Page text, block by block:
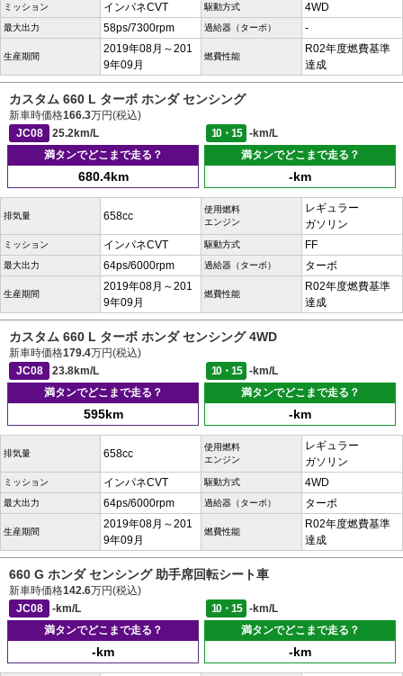
ミッション インパネCVT 駆動方式 4WD
最大出力 58ps/7300rpm 過給器（ターボ） -
生産期間
2019年08月～201
9年09月
燃費性能
R02年度燃費基準
達成
カスタム 660 L ターボ ホンダ センシング
新車時価格166.3万円(税込)
JC08
25.2km/L 10・15
-km/L
満タンでどこまで走る？
680.4km
満タンでどこまで走る？
-km
排気量 658cc
使用燃料
エンジン
レギュラー
ガソリン
ミッション インパネCVT 駆動方式 FF
最大出力 64ps/6000rpm 過給器（ターボ） ターボ
生産期間
2019年08月～201
9年09月
燃費性能
R02年度燃費基準
達成
カスタム 660 L ターボ ホンダ センシング 4WD
新車時価格179.4万円(税込)
JC08
23.8km/L 10・15
-km/L
満タンでどこまで走る？
595km
満タンでどこまで走る？
-km
排気量 658cc
使用燃料
エンジン
レギュラー
ガソリン
ミッション インパネCVT 駆動方式 4WD
最大出力 64ps/6000rpm 過給器（ターボ） ターボ
生産期間
2019年08月～201
9年09月
燃費性能
R02年度燃費基準
達成
660 G ホンダ センシング 助手席回転シート車
新車時価格142.6万円(税込)
JC08
-km/L 10・15
-km/L
満タンでどこまで走る？
-km
満タンでどこまで走る？
-km